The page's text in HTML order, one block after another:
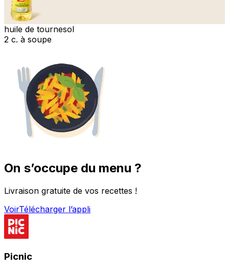
huile de tournesol
2 c. à soupe
On s’occupe du menu ?
Livraison gratuite de vos recettes !
VoirTélécharger l’appli
Picnic